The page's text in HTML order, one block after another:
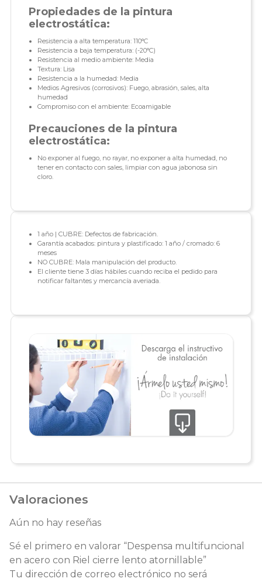
Propiedades de la pintura
electrostática:
Resistencia a alta temperatura: 110°C
Resistencia a baja temperatura: (-20°C)
Resistencia al medio ambiente: Media
Textura: Lisa
Resistencia a la humedad: Media
Medios Agresivos (corrosivos): Fuego, abrasión, sales, alta
humedad
Compromiso con el ambiente: Ecoamigable
Precauciones de la pintura
electrostática:
No exponer al fuego, no rayar, no exponer a alta humedad, no
tener en contacto con sales, limpiar con agua jabonosa sin
cloro.
1 año | CUBRE: Defectos de fabricación.
Garantía acabados: pintura y plastificado: 1 año / cromado: 6
meses
NO CUBRE: Mala manipulación del producto.
El cliente tiene 3 días hábiles cuando reciba el pedido para
notificar faltantes y mercancía averiada.
Valoraciones
Aún no hay reseñas
Sé el primero en valorar “Despensa multifuncional
en acero con Riel cierre lento atornillable”
Tu dirección de correo electrónico no será